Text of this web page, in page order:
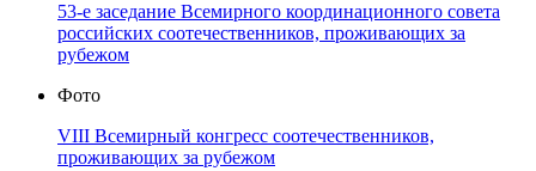
53-е заседание Всемирного координационного совета
российских соотечественников, проживающих за
рубежом
Фото
VIII Всемирный конгресс соотечественников,
проживающих за рубежом